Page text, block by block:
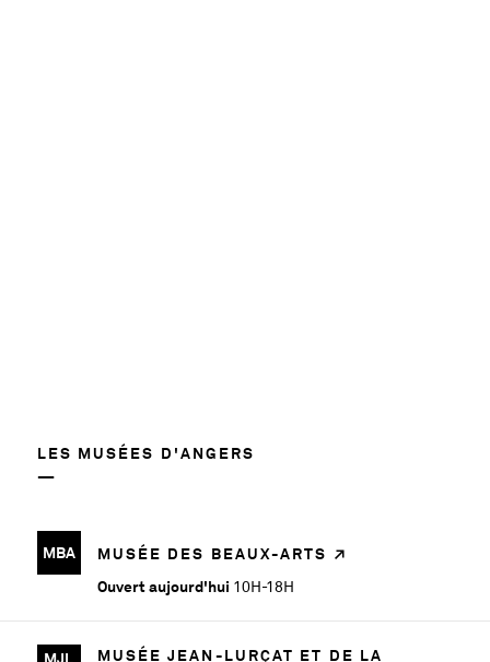
LES MUSÉES D'ANGERS
MBA
MUSÉE DES BEAUX-ARTS
Ouvert aujourd'hui 10H-18H
MJL
MUSÉE JEAN-LURÇAT ET DE LA